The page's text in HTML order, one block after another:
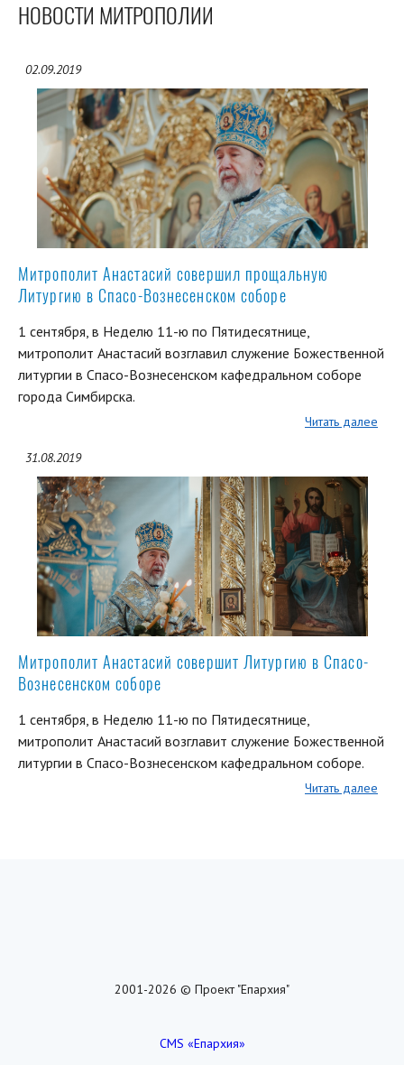
НОВОСТИ МИТРОПОЛИИ
02.09.2019
Митрополит Анастасий совершил прощальную
Литургию в Спасо-Вознесенском соборе
1 сентября, в Неделю 11-ю по Пятидесятнице,
митрополит Анастасий возглавил служение Божественной
литургии в Спасо-Вознесенском кафедральном соборе
города Симбирска.
Читать далее
31.08.2019
Митрополит Анастасий совершит Литургию в Спасо-
Вознесенском соборе
1 сентября, в Неделю 11-ю по Пятидесятнице,
митрополит Анастасий возглавит служение Божественной
литургии в Спасо-Вознесенском кафедральном соборе.
Читать далее
2001-2026 © Проект "Епархия"
CMS «Епархия»